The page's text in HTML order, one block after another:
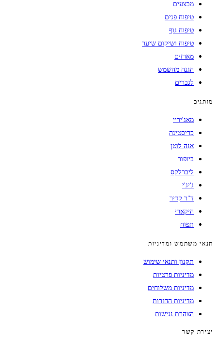
מבצעים
טיפוח פנים
טיפוח גוף
טיפוח ושיקום שיער
מארזים
הגנה מהשמש
לגברים
מותגים
מאג'יריי
כריסטינה
אנה לוטן
ביופור
ליברלקס
ג'יג'י
ד"ר קדיר
היקארי
תפוח
תנאי משתמש ומדיניות
תקנון ותנאי שימוש
מדיניות פרטיות
מדיניות משלוחים
מדיניות החזרות
הצהרת נגישות
יצירת קשר